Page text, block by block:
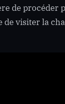
de procéder
de visiter la